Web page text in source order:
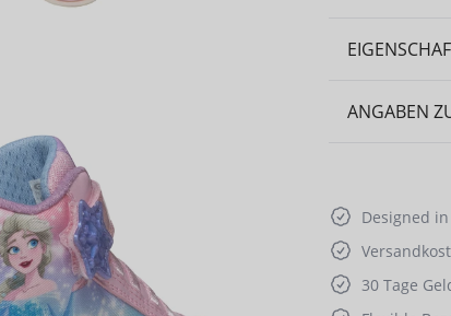
ANGABEN
Designed
30 Tage